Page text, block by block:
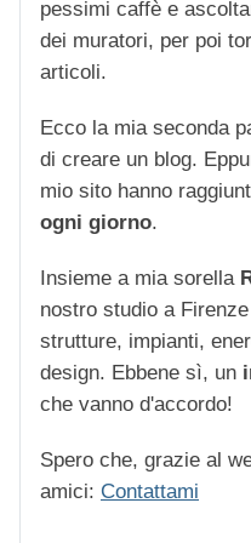
pessimi caffè e
dei muratori, per poi
articoli.
Ecco la mia seconda
di creare un blog.
mio sito hanno
ogni giorno.
Insieme a mia sorella
nostro studio a
strutture, impianti,
design. Ebbene sì, un
che vanno d'accordo!
Spero che, grazie al
amici: Contattami